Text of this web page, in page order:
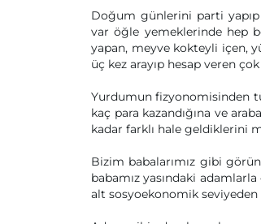
Doğum günlerini parti
var öğle yemeklerinde hep
yapan, meyve kokteyli içen,
üç kez arayıp hesap veren
Yurdumun fizyonomisinden
kaç para kazandığına ve
kadar farklı hale geldiklerini
Bizim babalarımız gibi
babamız yasındaki
alt sosyoekonomik seviyeden